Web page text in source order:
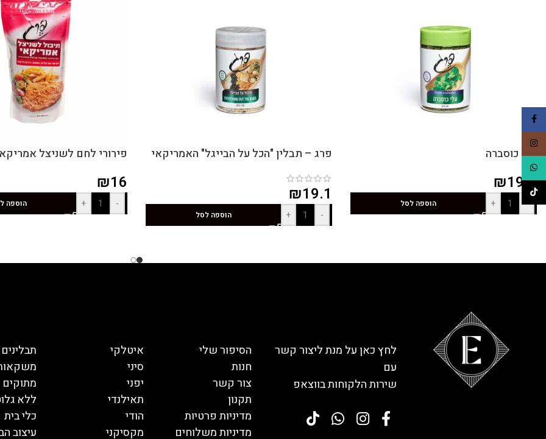
עלי כוסברה
₪19.4
-
+ הוספה לסל
פרג – תבלין "הכל על הבייגל" האמריקאי
₪19.1
-
+ הוספה לסל
פירורי לחם לשניצל
₪16
-
+ הוספה
לחץ כאן על מנת ליצור קשר
עם
שירות הלקוחות בווצאפ
הסיפור שלי
חנות
צור קשר
תקנון
מדיניות פרטיות
מדיניות משלוחים
איטלקי
סיני
יפני
תאילנדי
הודי
מקסיקני
תבלינים
מתוקים
ללא
כלי בית
עיצוב
TikTok